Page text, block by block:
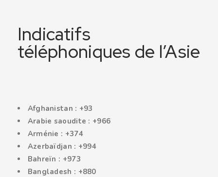
Indicatifs
téléphoniques de l’Asie
Afghanistan : +93
Arabie saoudite : +966
Arménie : +374
Azerbaïdjan : +994
Bahreïn : +973
Bangladesh : +880